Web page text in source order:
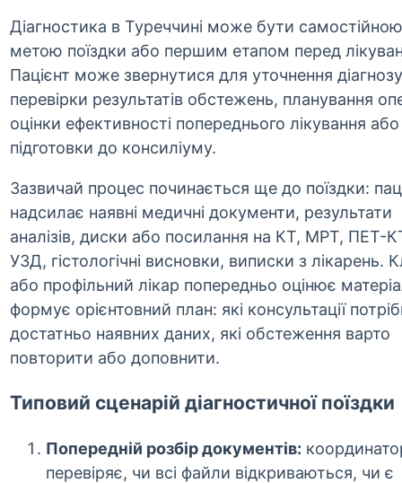
Діагностика в Туреччині може бути самостійною
метою поїздки або першим етапом перед
Пацієнт може звернутися для уточнення
перевірки результатів обстежень, планування
оцінки ефективності попереднього лікування або
підготовки до консиліуму.
Зазвичай процес починається ще до поїздки:
надсилає наявні медичні документи, результати
аналізів, диски або посилання на КТ, МРТ, ПЕТ-
УЗД, гістологічні висновки, виписки з лікарень.
або профільний лікар попередньо оцінює
формує орієнтовний план: які консультації
достатньо наявних даних, які обстеження варто
повторити або доповнити.
Типовий сценарій діагностичної поїздки
Попередній розбір документів:
перевіряє, чи всі файли відкриваються, чи є